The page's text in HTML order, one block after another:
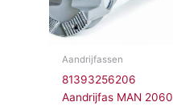
Aandrijfassen
81393256206
Aandrijfas MAN 2060